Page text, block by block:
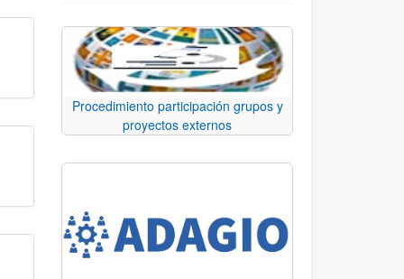
Procedimiento participación grupos y
proyectos externos